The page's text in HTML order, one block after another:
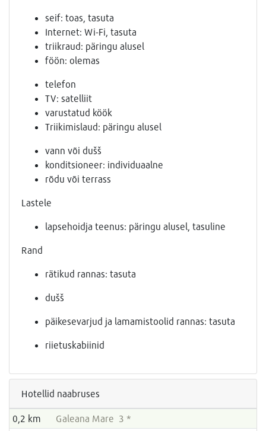
seif: toas, tasuta
Internet: Wi-Fi, tasuta
triikraud: päringu alusel
föön: olemas
telefon
TV: satelliit
varustatud köök
Triikimislaud: päringu alusel
vann või dušš
konditsioneer: individuaalne
rõdu või terrass
Lastele
lapsehoidja teenus: päringu alusel, tasuline
Rand
rätikud rannas: tasuta
dušš
päikesevarjud ja lamamistoolid rannas: tasuta
riietuskabiinid
Hotellid naabruses
0,2 km
Galeana Mare 3 *